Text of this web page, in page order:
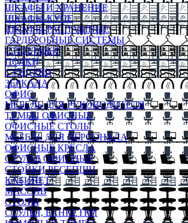
ШКАФЫ И ХРАНЕНИЕ
ШКАФЫ-КУПЕ
ШКАФЫ-РАСПАШНЫЕ
ГАРДЕРОБНЫЕ СИСТЕМЫ
СТЕЛЛАЖИ
ПОЛКИ
СУНДУКИ
ЗЕРКАЛА
ОФИС
МЕБЕЛЬ ДЛЯ РУКОВОДИТЕЛЯ
ТУМБЫ ОФИСНЫЕ
ОФИСНЫЕ СТОЛЫ
МЕБЕЛЬ ДЛЯ ПЕРСОНАЛА
ОФИСНЫЕ КРЕСЛА
СТУЛЬЯ ОФИСНЫЕ
СТОЙКИ РЕСЕПШН
КАБИНЕТ
МАССИВ
СТОЛЫ
СТУЛЬЯ, БАНКЕТКИ